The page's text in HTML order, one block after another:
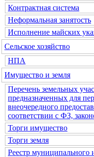
Контрактная система
Неформальная занятость
Исполнение майских
Сельское хозяйство
НПА
Имущество и земля
Перечень земельных
предназначенных для
внеочередного
соответствии с ФЗ,
Торги имущество
Торги земля
Реестр муниципального